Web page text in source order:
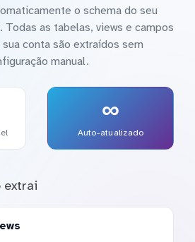
o schema do seu
Todas as tabelas, views e campos
conta são extraídos sem
manual.
∞
Auto-atualizado
extrai